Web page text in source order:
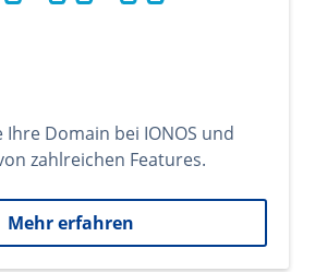
Ihre Domain bei IONOS und
zahlreichen Features.
Mehr erfahren